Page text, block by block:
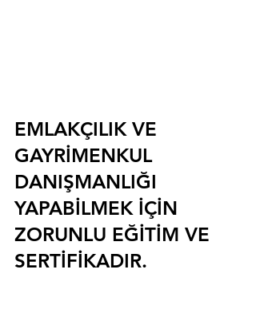
EMLAKÇILIK VE
GAYRİMENKUL
DANIŞMANLIĞI
YAPABİLMEK İÇİN
ZORUNLU EĞİTİM VE
SERTİFİKADIR.